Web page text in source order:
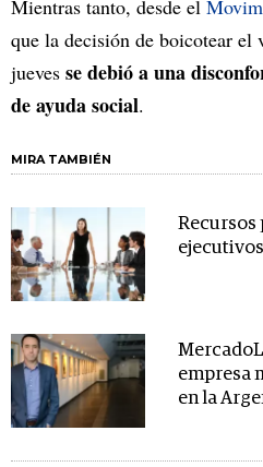
Mientras tanto, desde el
que la decisión de boicotear el
jueves se debió a una
de ayuda social.
MIRA TAMBIÉN
Recursos
empresa
en la